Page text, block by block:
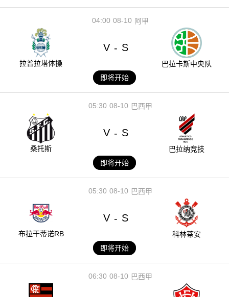
08-10
04:00 阿甲
拉普拉塔体操
V - S
巴拉卡斯中央队
即将开始
08-10
05:30 巴西甲
桑托斯
V - S
巴拉纳竞技
即将开始
08-10
05:30 巴西甲
布拉干蒂诺RB
V - S
科林蒂安
即将开始
08-10
06:30 巴西甲